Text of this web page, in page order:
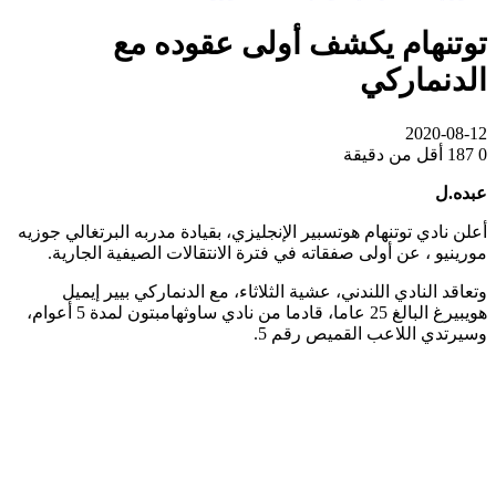
توتنهام يكشف أولى عقوده مع
الدنماركي
2020-08-12
0
أقل من دقيقة
عبده.ل
أعلن نادي توتنهام هوتسبير الإنجليزي، بقيادة مدربه البرتغالي جوزيه
مورينيو ، عن أولى صفقاته في فترة الانتقالات الصيفية الجارية.
وتعاقد النادي اللندني، عشية الثلاثاء، مع الدنماركي بيير إيميل
هويبيرغ البالغ 25 عاما، قادما من نادي ساوثهامبتون لمدة 5 أعوام،
وسيرتدي اللاعب القميص رقم 5.